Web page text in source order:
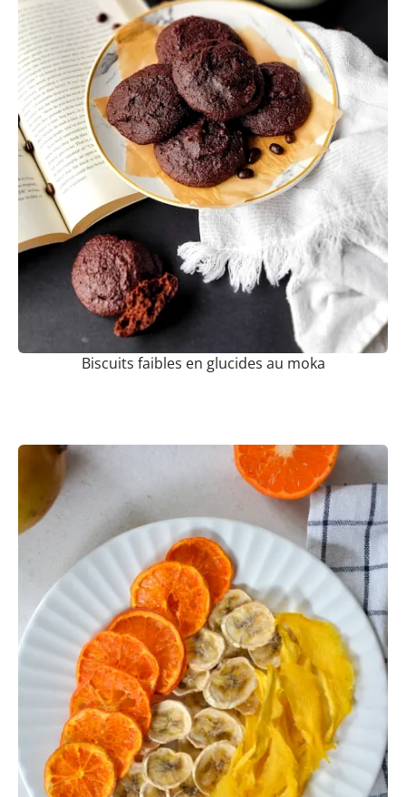
Biscuits faibles en glucides au moka